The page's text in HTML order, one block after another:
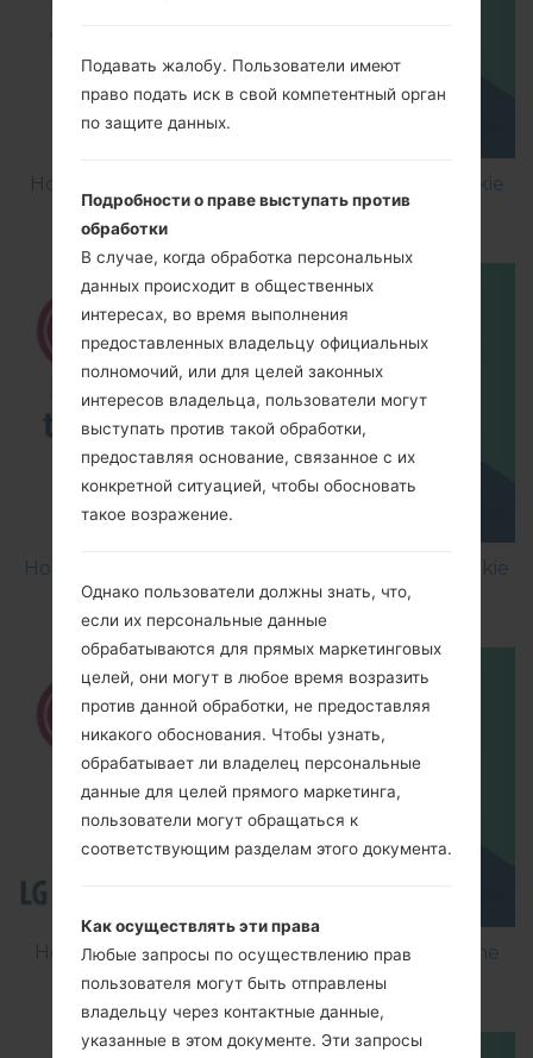
How to Factory Reset through code on LG Cookie
Fresh GS290?
How to Factory Reset through menu on LG Cookie
Fresh GS290?
How to Flash Stock Firmware on LG Smartphone
using LG Flash Tool 2014?
Подавать жалобу. Пользователи имеют
право подать иск в свой компетентный орган
по защите данных.
Подробности о праве выступать против
обработки
В случае, когда обработка персональных
данных происходит в общественных
интересах, во время выполнения
предоставленных владельцу официальных
полномочий, или для целей законных
интересов владельца, пользователи могут
выступать против такой обработки,
предоставляя основание, связанное с их
конкретной ситуацией, чтобы обосновать
такое возражение.
Однако пользователи должны знать, что,
если их персональные данные
обрабатываются для прямых маркетинговых
целей, они могут в любое время возразить
против данной обработки, не предоставляя
никакого обоснования. Чтобы узнать,
обрабатывает ли владелец персональные
данные для целей прямого маркетинга,
пользователи могут обращаться к
соответствующим разделам этого документа.
Как осуществлять эти права
Любые запросы по осуществлению прав
пользователя могут быть отправлены
владельцу через контактные данные,
указанные в этом документе. Эти запросы